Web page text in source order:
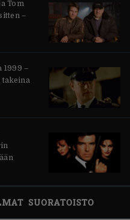
Tom
–
1999 –
takeina
SUORATOISTO